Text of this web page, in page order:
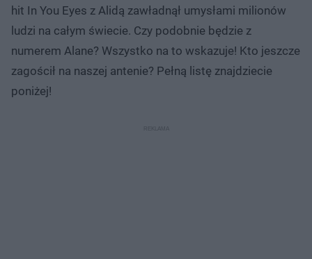
hit In You Eyes z Alidą zawładnął umysłami milionów
ludzi na całym świecie. Czy podobnie będzie z
numerem Alane? Wszystko na to wskazuje! Kto jeszcze
zagościł na naszej antenie? Pełną listę znajdziecie
poniżej!